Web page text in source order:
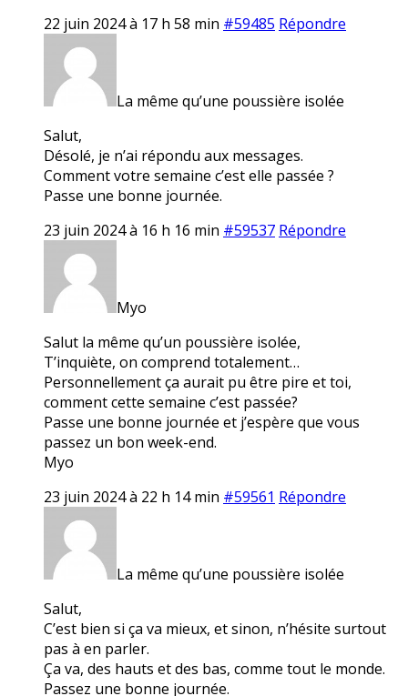
22 juin 2024 à 17 h 58 min #59485 Répondre
La même qu’une poussière isolée
Salut,
Désolé, je n’ai répondu aux messages.
Comment votre semaine c’est elle passée ?
Passe une bonne journée.
23 juin 2024 à 16 h 16 min #59537 Répondre
Myo
Salut la même qu’un poussière isolée,
T’inquiète, on comprend totalement…
Personnellement ça aurait pu être pire et toi,
comment cette semaine c’est passée?
Passe une bonne journée et j’espère que vous
passez un bon week-end.
Myo
23 juin 2024 à 22 h 14 min #59561 Répondre
La même qu’une poussière isolée
Salut,
C’est bien si ça va mieux, et sinon, n’hésite surtout
pas à en parler.
Ça va, des hauts et des bas, comme tout le monde.
Passez une bonne journée.